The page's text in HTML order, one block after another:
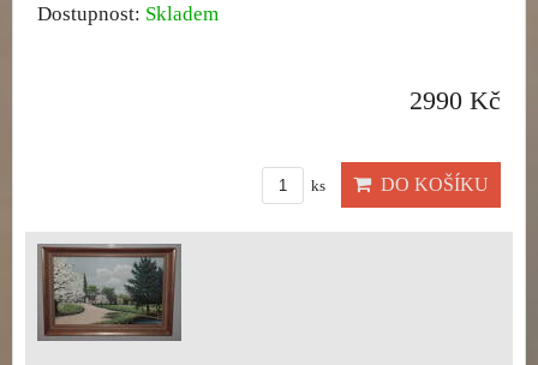
Dostupnost: Skladem
2990 Kč
ks DO KOŠÍKU